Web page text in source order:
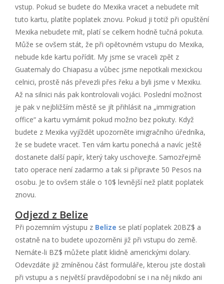
vstup. Pokud se budete do Mexika vracet a nebudete mít
tuto kartu, platíte poplatek znovu. Pokud ji totiž při opuštění
Mexika nebudete mít, platí se celkem hodně tučná pokuta.
Může se ovšem stát, že při opětovném vstupu do Mexika,
nebude kde kartu pořídit. My jsme se vraceli zpět z
Guatemaly do Chiapasu a vůbec jsme nepotkali mexickou
celnici, prostě nás převezli přes řeku a byli jsme v Mexiku.
Až na silnici nás pak kontrolovali vojáci. Poslední možnost
je pak v nejbližším městě se jít přihlásit na „immigration
office“ a kartu vymámit pokud možno bez pokuty. Když
budete z Mexika vyjíždět upozorněte imigračního úředníka,
že se budete vracet. Ten vám kartu ponechá a navíc ještě
dostanete další papír, který taky uschovejte. Samozřejmě
tato operace není zadarmo a tak si připravte 50 Pesos na
osobu. Je to ovšem stále o 10$ levnější než platit poplatek
znovu.
Odjezd z Belize
Při pozemním výstupu z Belize se platí poplatek 20BZ$ a
ostatně na to budete upozorněni již při vstupu do země.
Nemáte-li BZ$ můžete platit klidně americkými dolary.
Odevzdáte již zmíněnou část formuláře, kterou jste dostali
při vstupu a s největší pravděpodobní se i na něj nikdo ani